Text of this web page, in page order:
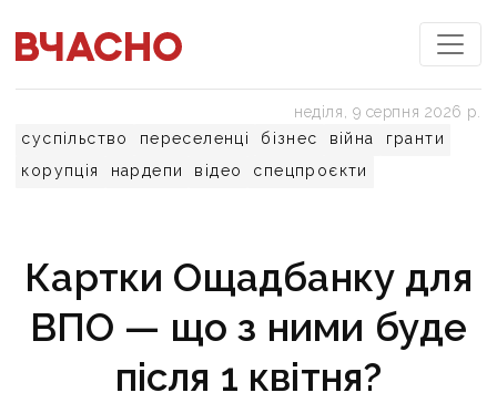
суспільство переселенці бізнес війна
гранти
корупція
нардепи відео спецпроєкти
неділя, 9 серпня 2026 р.
Картки Ощадбанку для
ВПО — що з ними буде
після 1 квітня?